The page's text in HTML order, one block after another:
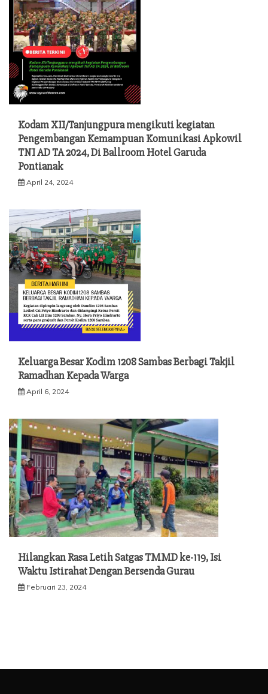
Kodam XII/Tanjungpura mengikuti kegiatan
Pengembangan Kemampuan Komunikasi Apkowil
TNI AD TA 2024, Di Ballroom Hotel Garuda
Pontianak
April 24, 2024
Keluarga Besar Kodim 1208 Sambas Berbagi Takjil
Ramadhan Kepada Warga
April 6, 2024
Hilangkan Rasa Letih Satgas TMMD ke-119, Isi
Waktu Istirahat Dengan Bersenda Gurau
Februari 23, 2024